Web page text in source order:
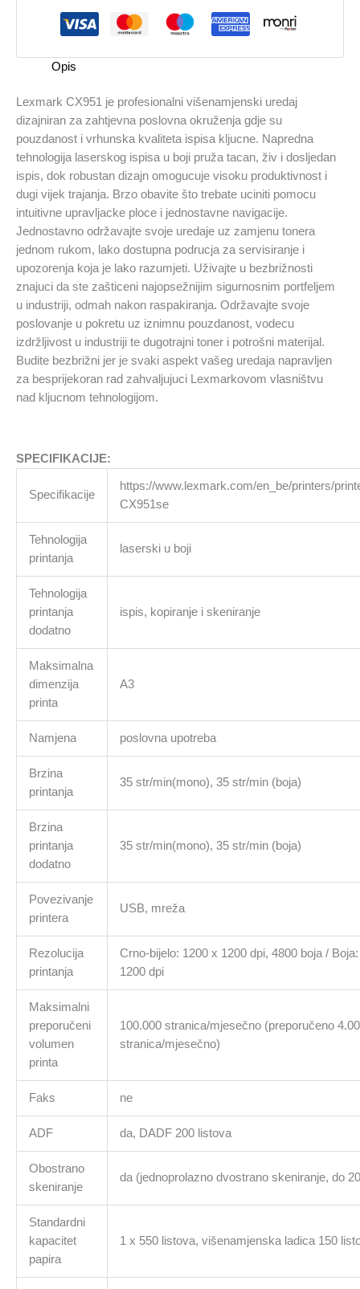
postolje
količina
Opis
Lexmark CX951 je profesionalni višenamjenski uredaj
dizajniran za zahtjevna poslovna okruženja gdje su
pouzdanost i vrhunska kvaliteta ispisa kljucne. Napredna
tehnologija laserskog ispisa u boji pruža tacan, živ i dosljedan
ispis, dok robustan dizajn omogucuje visoku produktivnost i
dugi vijek trajanja. Brzo obavite što trebate uciniti pomocu
intuitivne upravljacke ploce i jednostavne navigacije.
Jednostavno održavajte svoje uredaje uz zamjenu tonera
jednom rukom, lako dostupna podrucja za servisiranje i
upozorenja koja je lako razumjeti. Uživajte u bezbrižnosti
znajuci da ste zašticeni najopsežnijim sigurnosnim portfeljem
u industriji, odmah nakon raspakiranja. Održavajte svoje
poslovanje u pokretu uz iznimnu pouzdanost, vodecu
izdržljivost u industriji te dugotrajni toner i potrošni materijal.
Budite bezbrižni jer je svaki aspekt vašeg uredaja napravljen
za besprijekoran rad zahvaljujuci Lexmarkovom vlasništvu
nad kljucnom tehnologijom.
SPECIFIKACIJE:
Specifikacije
https://www.lexmark.com/en_be/printers/
CX951se
Tehnologija
printanja
laserski u boji
Tehnologija
printanja
dodatno
ispis, kopiranje i skeniranje
Maksimalna
dimenzija
printa
A3
Namjena poslovna upotreba
Brzina
printanja
35 str/min(mono), 35 str/min (boja)
Brzina
printanja
dodatno
35 str/min(mono), 35 str/min (boja)
Povezivanje
printera
USB, mreža
Rezolucija
printanja
Crno-bijelo: 1200 x 1200 dpi, 4800 boja /
1200 dpi
Maksimalni
preporučeni
volumen
printa
100.000 stranica/mjesečno (preporučeno
stranica/mjesečno)
Faks ne
ADF da, DADF 200 listova
Obostrano
skeniranje
da (jednoprolazno dvostrano skeniranje, do
Standardni
kapacitet
papira
1 x 550 listova, višenamjenska ladica 150